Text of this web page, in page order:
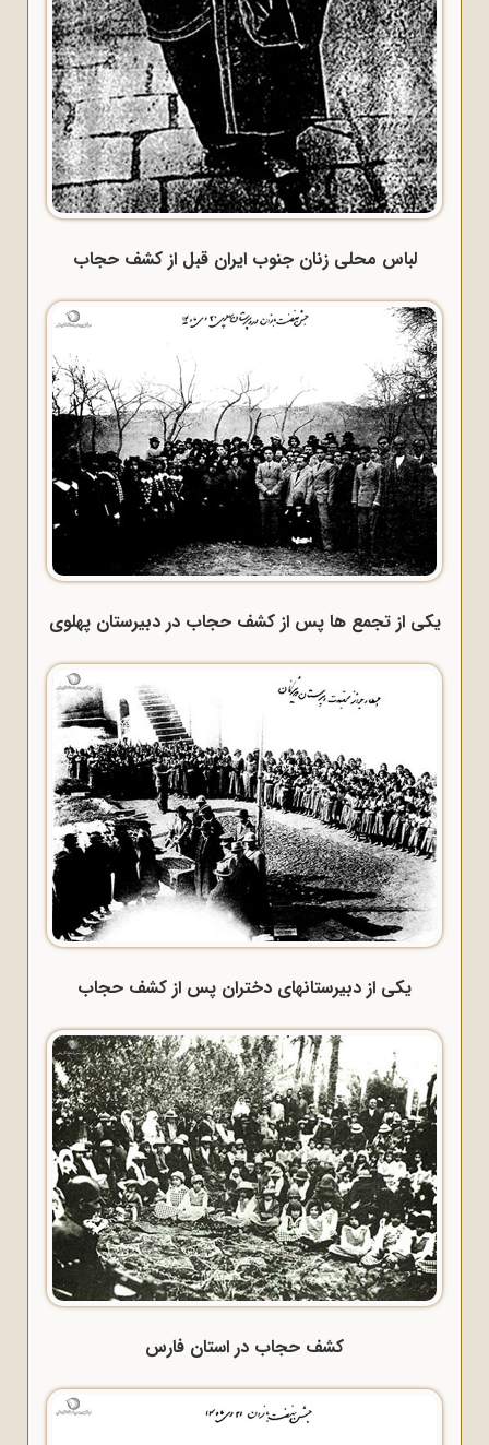
لباس محلی زنان جنوب ایران قبل از کشف حجاب
یکی از تجمع ها پس از کشف حجاب در دبیرستان پهلوی
یکی از دبیرستانهای دختران پس از کشف حجاب
کشف حجاب در استان فارس